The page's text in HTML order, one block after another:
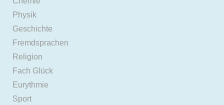
Physik
Geschichte
Fremdsprachen
Religion
Fach Glück
Eurythmie
Sport